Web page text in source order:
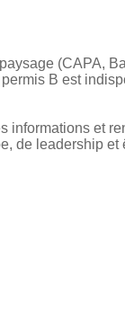
(CAPA,
B est
informations et
de leadership et